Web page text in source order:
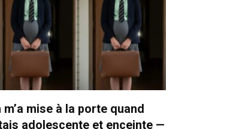
m’a mise à la porte quand
adolescente et enceinte —